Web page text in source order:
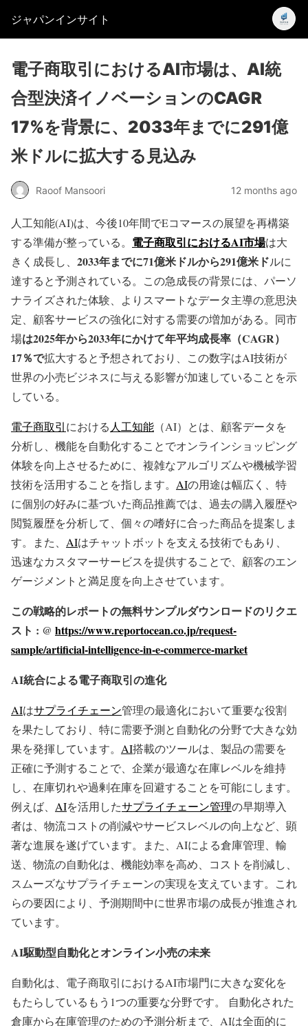
ジャパンインサイト
電子商取引におけるAI市場は、AI統
合型決済イノベーションのCAGR
17%を背景に、2033年までに291億
米ドルに拡大する見込み
Raoof Mansoori 12 months ago
人工知能(AI)は、今後10年間でEコマースの展望を再構築
する準備が整っている。 電子商取引におけるAI市場は大
きく成長し、 2033年までに71億米ドルから291億米ドルに
達すると予測されている。この急成長の背景には、パーソ
ナライズされた体験、よりスマートなデータ主導の意思決
定、顧客サービスの強化に対する需要の増加がある。同市
場は2025年から2033年にかけて年平均成長率（CAGR）
17％で拡大すると予想されており、この数字はAI技術が
世界の小売ビジネスに与える影響が加速していることを示
している。
電子商取引における 人工知能 （AI）とは、顧客データを
分析し、機能を自動化することでオンラインショッピング
体験を向上させるために、複雑なアルゴリズムや機械学習
技術を活用することを指します。 AIの用途は幅広く、特
に個別の好みに基づいた商品推薦では、過去の購入履歴や
閲覧履歴を分析して、個々の嗜好に合った商品を提案しま
す。また、 AIはチャットボットを支える技術でもあり、
迅速なカスタマーサービスを提供することで、顧客のエン
ゲージメントと満足度を向上させています。
この戦略的レポートの無料サンプルダウンロードのリクエ
スト : @ https://www.reportocean.co.jp/request-
sample/artificial-intelligence-in-e-commerce-market
AI統合による電子商取引の進化
AIはサプライチェーン管理の最適化において重要な役割
を果たしており、特に需要予測と自動化の分野で大きな効
果を発揮しています。 AI搭載のツールは、製品の需要を
正確に予測することで、企業が最適な在庫レベルを維持
し、在庫切れや過剰在庫を回避することを可能にします。
例えば、 AIを活用したサプライチェーン管理の早期導入
者は、物流コストの削減やサービスレベルの向上など、顕
著な進展を遂げています。また、AIによる倉庫管理、輸
送、物流の自動化は、機能効率を高め、コストを削減し、
スムーズなサプライチェーンの実現を支えています。これ
らの要因により、予測期間中に世界市場の成長が推進され
ています。
AI駆動型自動化とオンライン小売の未来
自動化は、電子商取引におけるAI市場門に大きな変化を
もたらしているもう1つの重要な分野です。 自動化された
倉庫から在庫管理のための予測分析まで、AIは全面的に